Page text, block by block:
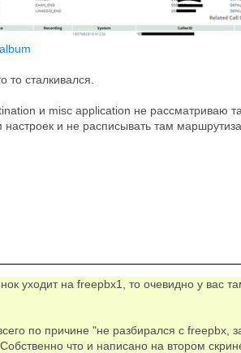
то сталкивался.
и misc application не рассматриваю
и не расписывать там
уходит на freepbx1, то очевидно у вас
по причине "не разбирался с freepbx,
что и написано на втором